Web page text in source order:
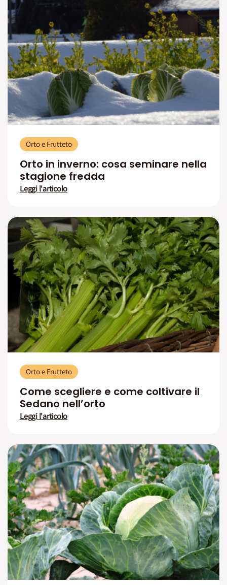
Orto e Frutteto
Orto in inverno: cosa seminare nella
stagione fredda
Leggi l'articolo
Orto e Frutteto
Come scegliere e come coltivare il
Sedano nell’orto
Leggi l'articolo